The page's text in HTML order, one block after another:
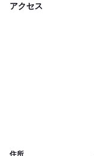
アクセス